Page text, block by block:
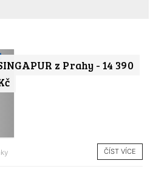
z Prahy - 14 390
ČÍST VÍCE